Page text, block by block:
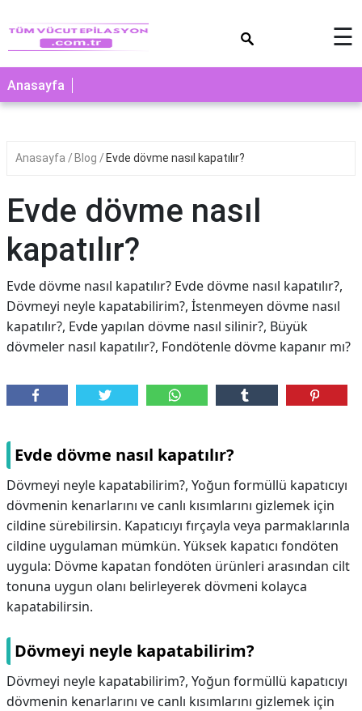
☰
Anasayfa
Anasayfa Blog Evde dövme nasıl kapatılır?
Evde dövme nasıl
kapatılır?
Evde dövme nasıl kapatılır? Evde dövme nasıl kapatılır?,
Dövmeyi neyle kapatabilirim?, İstenmeyen dövme nasıl
kapatılır?, Evde yapılan dövme nasıl silinir?, Büyük
dövmeler nasıl kapatılır?, Fondötenle dövme kapanır mı?
Evde dövme nasıl kapatılır?
Dövmeyi neyle kapatabilirim?, Yoğun formüllü kapatıcıyı
dövmenin kenarlarını ve canlı kısımlarını gizlemek için
cildine sürebilirsin. Kapatıcıyı fırçayla veya parmaklarınla
cildine uygulaman mümkün. Yüksek kapatıcı fondöten
uygula: Dövme kapatan fondöten ürünleri arasından cilt
tonuna uygun olanı belirleyerek dövmeni kolayca
kapatabilirsin.
Dövmeyi neyle kapatabilirim?
Dövmeyi neyle kapatabilirim?, Yoğun formüllü kapatıcıyı
dövmenin kenarlarını ve canlı kısımlarını gizlemek için